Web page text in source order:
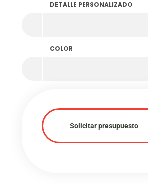
DETALLE PERSONALIZADO
COLOR
Solicitar presupuesto